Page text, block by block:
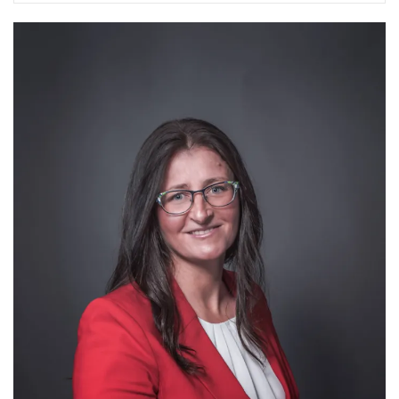
Byt je k dispozícii na nasťahovanie ihneď.
Susedia sú bezproblémoví. Byt je k dispozícii na prenájom bez
Obytný dom je po kompletnej rekonštrukcii, vrátane výťahu.
Výťahy sú v obytnom dome 2.
Lokalita Vás určite poteší : svojou blízkosťou k
centru, komplexnou občianskou vybavenosťou - ÚNLP, pošta,
miestny úrad, kostoly, obchodné centrá, ihriská, jasle,
materské školy, základné školy, vysoké školy a dobrou
dopravnou infraštruktúrou.